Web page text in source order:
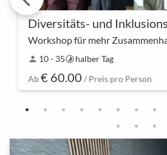
Diversitäts- und
In einem Raum der Offenheit und
wir euch zu unserem Diversitäts-
Workshop ein, um die Stärke der
Tea…
person 10 - 35timelapsehalber Tag
Ab€ 60.00 / Preis pro Person